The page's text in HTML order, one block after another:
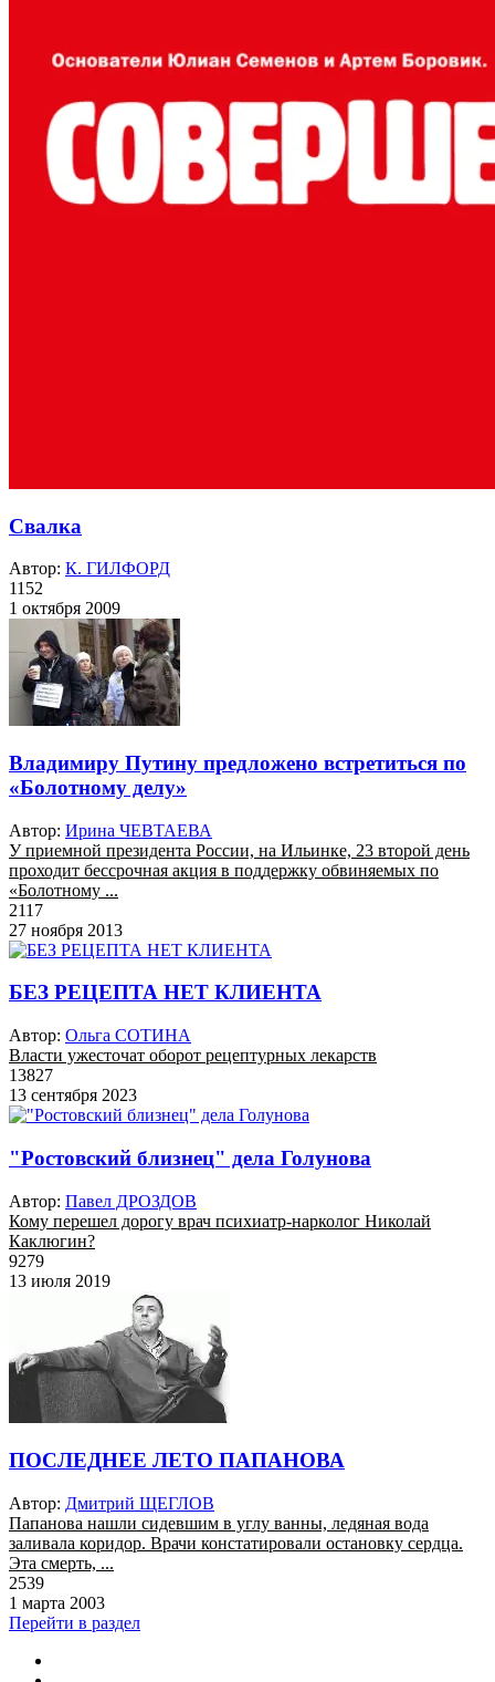
Свалка
Автор: К. ГИЛФОРД
1152
1 октября 2009
Владимиру Путину предложено встретиться по
«Болотному делу»
Автор: Ирина ЧЕВТАЕВА
У приемной президента России, на Ильинке, 23 второй день
проходит бессрочная акция в поддержку обвиняемых по
«Болотному ...
2117
27 ноября 2013
БЕЗ РЕЦЕПТА НЕТ КЛИЕНТА
Автор: Ольга СОТИНА
Власти ужесточат оборот рецептурных лекарств
13827
13 сентября 2023
"Ростовский близнец" дела Голунова
Автор: Павел ДРОЗДОВ
Кому перешел дорогу врач психиатр-нарколог Николай
Каклюгин?
9279
13 июля 2019
ПОСЛЕДНЕЕ ЛЕТО ПАПАНОВА
Автор: Дмитрий ЩЕГЛОВ
Папанова нашли сидевшим в углу ванны, ледяная вода
заливала коридор. Врачи констатировали остановку сердца.
Эта смерть, ...
2539
1 марта 2003
Перейти в раздел